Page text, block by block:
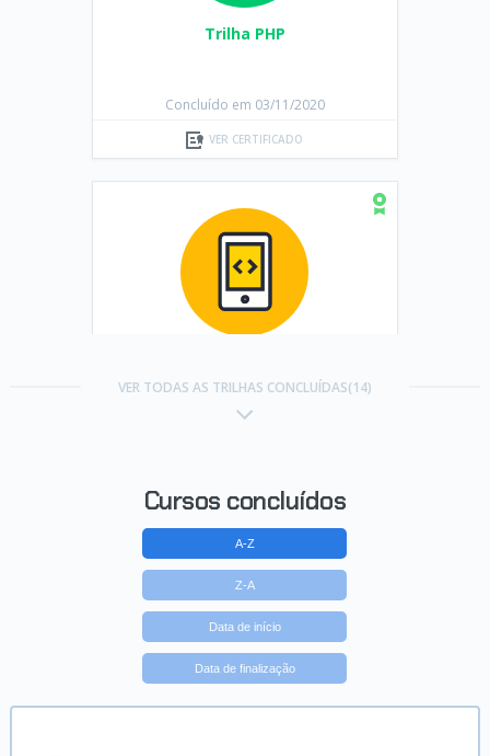
Trilha PHP
Concluído em 03/11/2020
VER CERTIFICADO
app com Flutter 2.0
Trilha Linguagem Go
VER TODAS AS TRILHAS CONCLUÍDAS(14)
Cursos concluídos
A-Z
Z-A
Data de início
Data de finalização